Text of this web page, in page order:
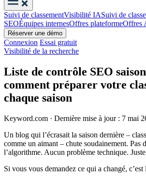
Suivi de classementVisibilité IASuivi de
SEOÉquipes internesOffres plateformeOffres
Réserver une démo
Connexion Essai gratuit
Visibilité de la recherche
Liste de contrôle SEO
comment préparer votre
chaque saison
Keyword.com · Dernière mise à jour : 7 mai
Un blog qui l’écrasait la saison dernière –
comme un aimant – chute soudainement. Pas
l’algorithme. Aucun problème technique.
Si vous vous demandez ce qui a changé, c’est